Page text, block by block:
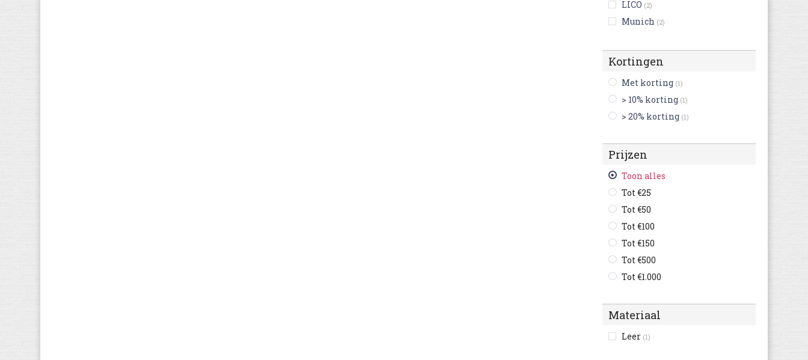
LICO (2)
Munich (2)
Nike
Ricosta
Tommy Hilfiger
Vans
Adidas Originals
Asics(2)
Braqeez
British Knights
chicco(6)
Garvalin
Geox(1)
Gioseppo
Levi's(8)
Kortingen
Met korting (1)
> 10% korting (1)
> 20% korting (1)
Prijzen
Toon alles
Tot €25
Tot €50
Tot €100
Tot €150
Tot €500
Tot €1.000
Materiaal
Leer (1)